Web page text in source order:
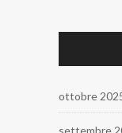
ottobre
settembre